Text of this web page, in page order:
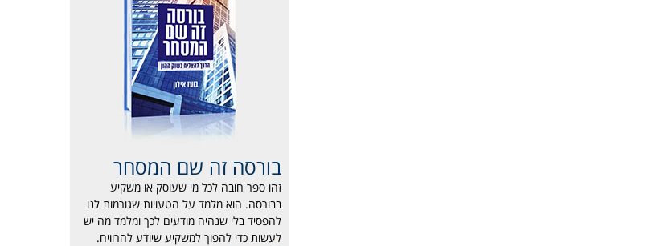
בורסה זה שם המסחר
זהו ספר חובה לכל מי שעוסק או משקיע
בבורסה. הוא מלמד על הטעויות שגורמות לנו
להפסיד בלי שנהיה מודעים לכך ומלמד מה יש
לעשות כדי להפוך למשקיע שיודע להרוויח.